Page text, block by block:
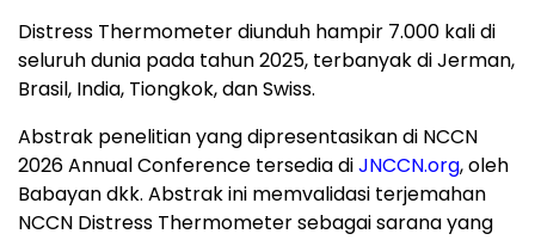
Distress Thermometer diunduh hampir 7.000 kali di
seluruh dunia pada tahun 2025, terbanyak di Jerman,
Brasil, India, Tiongkok, dan Swiss.
Abstrak penelitian yang dipresentasikan di NCCN
2026 Annual Conference tersedia diJNCCN.org, oleh
Babayan dkk. Abstrak ini memvalidasi terjemahan
NCCN Distress Thermometer sebagai sarana yang